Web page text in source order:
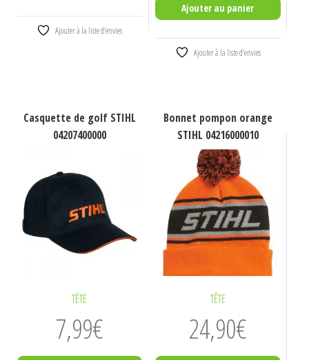
Ajouter à la liste d’envies
Ajouter au panier
Ajouter à la liste d’envies
Casquette de golf STIHL
04207400000
TÊTE
7,99€
Bonnet pompon orange
STIHL 04216000010
TÊTE
24,90€